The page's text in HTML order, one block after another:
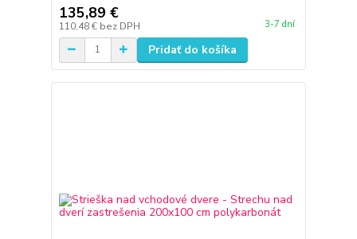
135,89 €
110,48 € bez DPH 3-7 dní
Pridať do košíka